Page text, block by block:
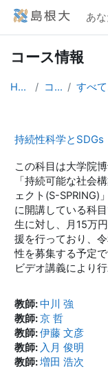
メインコンテンツへス
あ
コース情報
Home コース
持続性科学とSDGs
この科目は大学院
「持続可能な社会
ェクト(S-SPRING)
に開講している科
生に対し、月15万
援を行っており、
性を募集する予定
ビデオ講義により行
教師:中川 強
教師:京 哲
教師:伊藤 文彦
教師: 入月 俊明
教師:増田 浩次